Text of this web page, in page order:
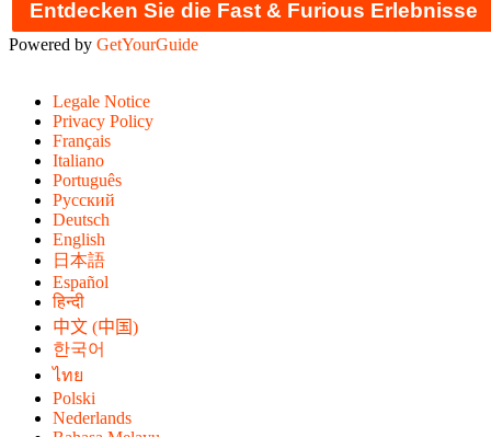
Entdecken Sie die Fast & Furious Erlebnisse
Powered by GetYourGuide
Legale Notice
Privacy Policy
Français
Italiano
Português
Русский
Deutsch
English
日本語
Español
हिन्दी
中文 (中国)
한국어
ไทย
Polski
Nederlands